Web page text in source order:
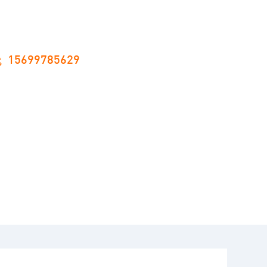
15699785629